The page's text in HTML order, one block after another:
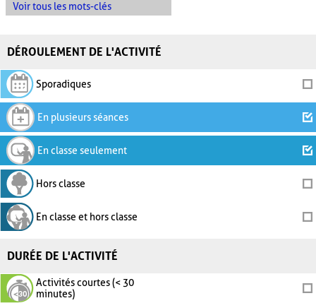
Voir tous les mots-clés
DÉROULEMENT DE L'ACTIVITÉ
Sporadiques
En plusieurs séances
En classe seulement
Hors classe
En classe et hors classe
DURÉE DE L'ACTIVITÉ
Activités courtes (< 30
minutes)